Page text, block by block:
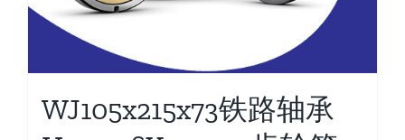
WJ105x215x73铁路轴承